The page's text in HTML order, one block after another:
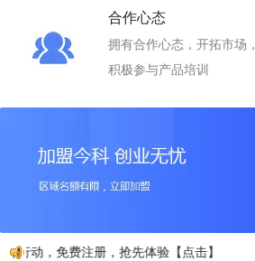
合作心态
拥有合作心态，开拓市场，
积极参与产品培训
行动，免费注册，抢先体验【点击】